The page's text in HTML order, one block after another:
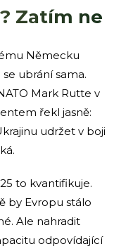
Zatím ne
Německu
ubrání sama.
Mark Rutte v
řekl jasně:
udržet v boji
to kvantifikuje.
by Evropu stálo
Ale nahradit
odpovídající